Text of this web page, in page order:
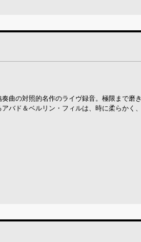
曲の対照的名作のライヴ録音。極限まで磨
バド＆ベルリン・フィルは、時に柔らかく